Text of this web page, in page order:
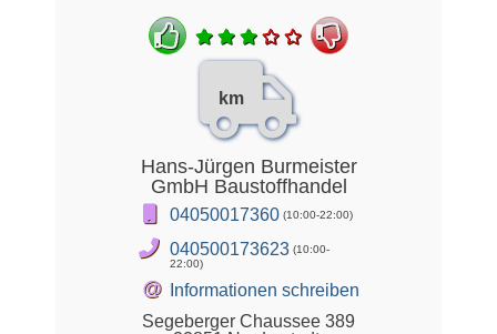
km
Hans-Jürgen Burmeister
GmbH Baustoffhandel
04050017360 (10:00-22:00)
040500173623 (10:00-
22:00)
@
Informationen schreiben
Segeberger Chaussee 389